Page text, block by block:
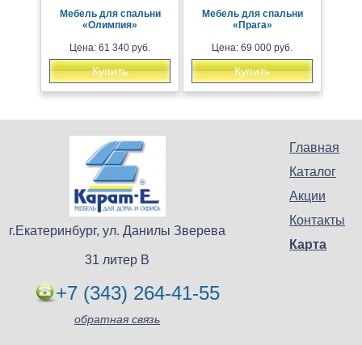
Мебель для спальни
«Олимпия»
Цена: 61 340 руб.
Купить
Мебель для спальни
«Прага»
Цена: 69 000 руб.
Купить
Главная
Каталог
Акции
Контакты
Карта
г.Екатеринбург, ул. Данилы Зверева
31 литер В
+7 (343) 264-41-55
обратная связь